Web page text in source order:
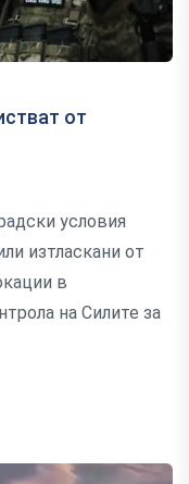
от
условия
изтласкани от
в
на Силите за